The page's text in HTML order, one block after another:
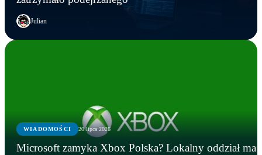
Julian
WIADOMOŚCI 20 lipca 2026
Microsoft zamyka Xbox Polska? Lokalny oddział ma